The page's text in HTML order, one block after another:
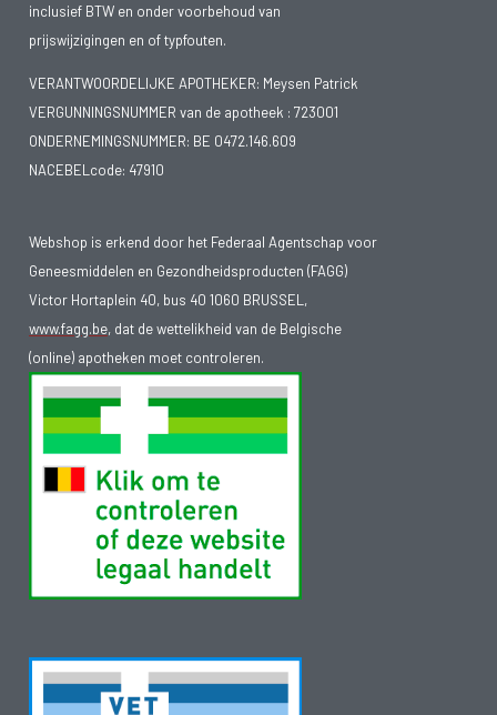
inclusief BTW en onder voorbehoud van
prijswijzigingen en of typfouten.
VERANTWOORDELIJKE APOTHEKER: Meysen Patrick
VERGUNNINGSNUMMER van de apotheek : 723001
ONDERNEMINGSNUMMER: BE 0472.146.609
NACEBELcode: 47910
Webshop is erkend door het Federaal Agentschap voor
Geneesmiddelen en Gezondheidsproducten (FAGG)
Victor Hortaplein 40, bus 40 1060 BRUSSEL,
www.fagg.be, dat de wettelikheid van de Belgische
(online) apotheken moet controleren.